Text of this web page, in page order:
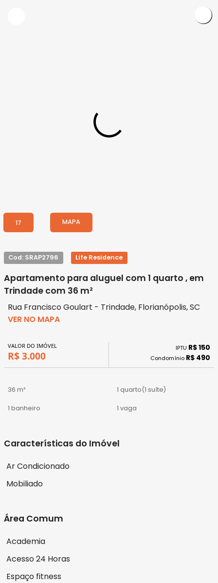
17 MAPA
Cod: SRAP2796 Life Residence
Apartamento para aluguel com 1 quarto , em
Trindade com 36 m²
Rua Francisco Goulart - Trindade, Florianópolis, SC
VER NO MAPA
VALOR DO IMÓVEL
R$ 3.000
IPTU R$ 150
Condomínio R$ 490
36 m² 1 quarto(1 suíte)
1 banheiro 1 vaga
Características do Imóvel
Ar Condicionado
Mobiliado
Área Comum
Academia
Acesso 24 Horas
Espaço fitness